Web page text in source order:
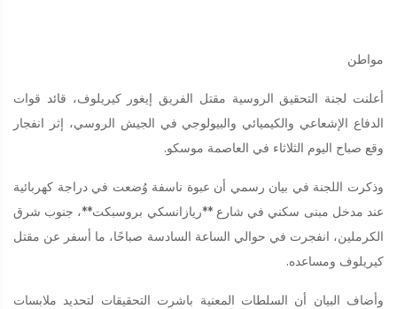
مواطن
أعلنت لجنة التحقيق الروسية مقتل الفريق إيغور كيريلوف، قائد قوات
الدفاع الإشعاعي والكيميائي والبيولوجي في الجيش الروسي، إثر انفجار
وقع صباح اليوم الثلاثاء في العاصمة موسكو.
وذكرت اللجنة في بيان رسمي أن عبوة ناسفة وُضعت في دراجة كهربائية
عند مدخل مبنى سكني في شارع **ريازانسكي بروسبكت**، جنوب شرق
الكرملين، انفجرت في حوالي الساعة السادسة صباحًا، ما أسفر عن مقتل
كيريلوف ومساعده.
وأضاف البيان أن السلطات المعنية باشرت التحقيقات لتحديد ملابسات